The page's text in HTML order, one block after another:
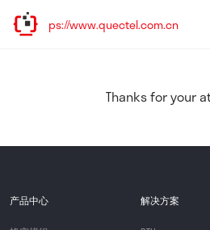
址：https://www.quectel.com.cn
Thanks for your
产品中心 解决方案